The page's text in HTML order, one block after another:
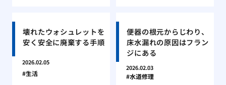
壊れたウォシュレットを
安く安全に廃棄する手順
2026.02.05
生活
便器の根元からじわり、
床水漏れの原因はフラン
ジにある
2026.02.03
水道修理